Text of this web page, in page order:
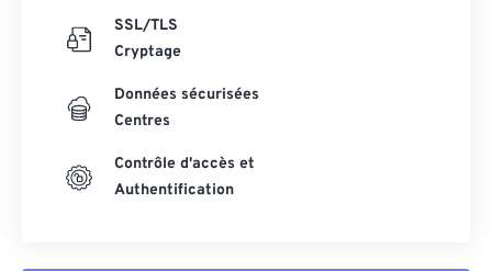
SSL/TLS
Cryptage
Données sécurisées
Centres
Contrôle d'accès et
Authentification